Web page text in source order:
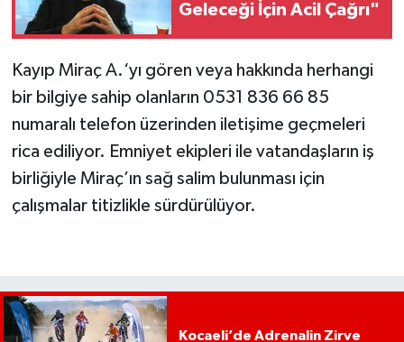
Geleceği İçin Acil Çağrı"
Kayıp Miraç A.‘yı gören veya hakkında herhangi
bir bilgiye sahip olanların 0531 836 66 85
numaralı telefon üzerinden iletişime geçmeleri
rica ediliyor. Emniyet ekipleri ile vatandaşların iş
birliğiyle Miraç’ın sağ salim bulunması için
çalışmalar titizlikle sürdürülüyor.
Kocaeli’de Adrenalin Zirve